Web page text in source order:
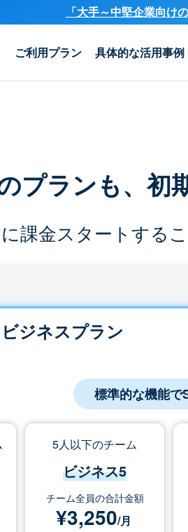
「大手～中堅企業向け
ご利用プラン 具体的な活用事例
プランも、初
課金スタートする
ビジネスプラン
標準的な機能
5人以下のチーム
ビジネス5
チーム全員の合計金額
¥3,250/月